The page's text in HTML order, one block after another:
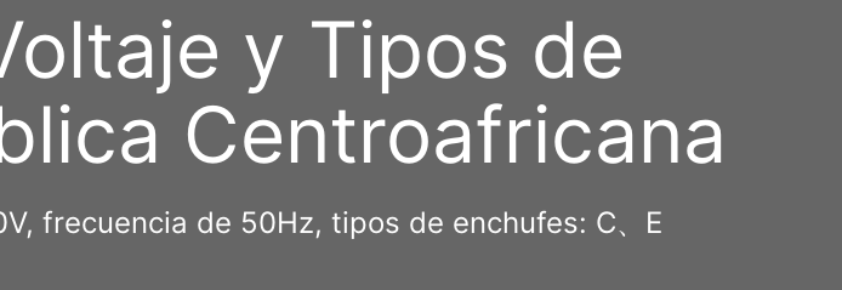
y Tipos de
Centroafricana
frecuencia de 50Hz, tipos de enchufes: C、E